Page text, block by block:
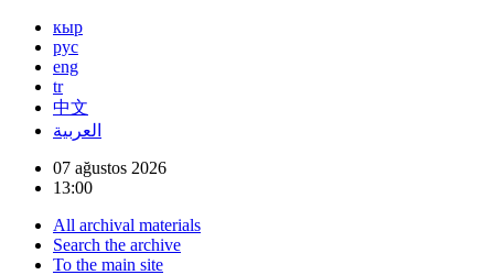
кыр
рус
eng
tr
中文
العربية
07 ağustos 2026
13:00
All archival materials
Search the archive
To the main site